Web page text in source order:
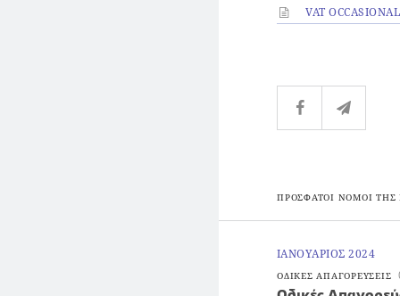
VAT
ΠΡΟΣΦΑΤΟΙ ΝΟΜΟΙ ΤΗΣ
ΙΑΝΟΥΑΡΙΟΣ 2024
ΟΔΙΚΕΣ ΑΠΑΓΟΡΕΥΣΕΙΣ